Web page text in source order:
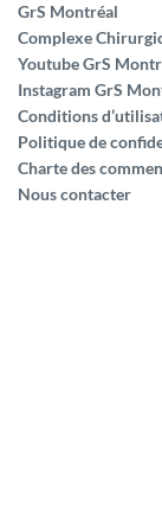
GrS Montréal
Complexe
Youtube GrS
Instagram GrS
Conditions
Politique de
Charte des
Nous contacter